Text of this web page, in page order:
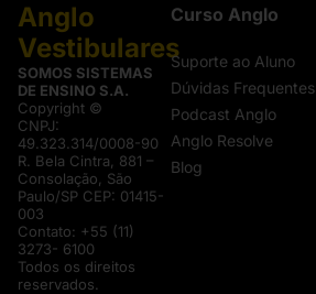
Anglo
Vestibulares
SOMOS SISTEMAS
DE ENSINO S.A.
Copyright ©
CNPJ:
49.323.314/0008-90
R. Bela Cintra, 881 –
Consolação, São
Paulo/SP CEP: 01415-
003
Contato: +55 (11)
3273- 6100
Todos os direitos
reservados.
Curso Anglo
Suporte ao Aluno
Dúvidas Frequentes
Podcast Anglo
Anglo Resolve
Blog